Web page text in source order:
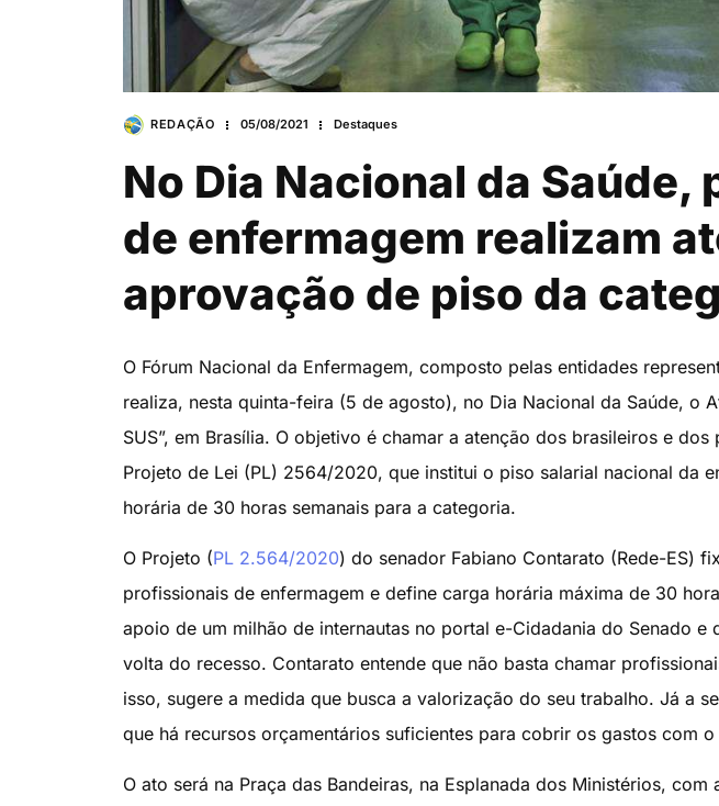
REDAÇÃO 05/08/2021 Destaques
No Dia Nacional da
de enfermagem realizam
aprovação de piso da
O Fórum Nacional da Enfermagem, composto pelas entidades
realiza, nesta quinta-feira (5 de agosto), no Dia Nacional da Saúde, o
SUS”, em Brasília. O objetivo é chamar a atenção dos brasileiros e
Projeto de Lei (PL) 2564/2020, que institui o piso salarial nacional da
horária de 30 horas semanais para a categoria.
O Projeto (PL 2.564/2020) do senador Fabiano Contarato (Rede-ES)
profissionais de enfermagem e define carga horária máxima de 30
apoio de um milhão de internautas no portal e-Cidadania do Senado e
volta do recesso. Contarato entende que não basta chamar
isso, sugere a medida que busca a valorização do seu trabalho. Já a
que há recursos orçamentários suficientes para cobrir os gastos com
O ato será na Praça das Bandeiras, na Esplanada dos Ministérios,